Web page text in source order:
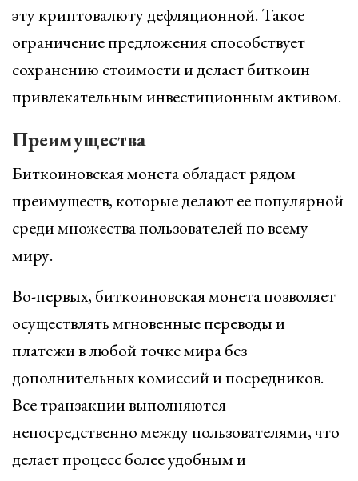
эту криптовалюту дефляционной. Такое
ограничение предложения способствует
сохранению стоимости и делает биткоин
привлекательным инвестиционным активом.
Преимущества
Биткоиновская монета обладает рядом
преимуществ, которые делают ее популярной
среди множества пользователей по всему
миру.
Во-первых, биткоиновская монета позволяет
осуществлять мгновенные переводы и
платежи в любой точке мира без
дополнительных комиссий и посредников.
Все транзакции выполняются
непосредственно между пользователями, что
делает процесс более удобным и